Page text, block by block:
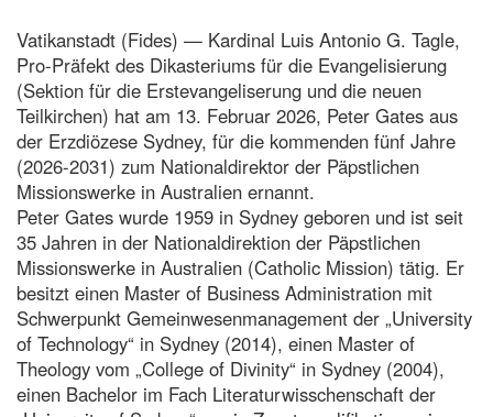
Vatikanstadt (Fides) — Kardinal Luis Antonio G. Tagle,
Pro-Präfekt des Dikasteriums für die Evangelisierung
(Sektion für die Erstevangeliserung und die neuen
Teilkirchen) hat am 13. Februar 2026, Peter Gates aus
der Erzdiözese Sydney, für die kommenden fünf Jahre
(2026-2031) zum Nationaldirektor der Päpstlichen
Missionswerke in Australien ernannt.
Peter Gates wurde 1959 in Sydney geboren und ist seit
35 Jahren in der Nationaldirektion der Päpstlichen
Missionswerke in Australien (Catholic Mission) tätig. Er
besitzt einen Master of Business Administration mit
Schwerpunkt Gemeinwesenmanagement der „University
of Technology“ in Sydney (2014), einen Master of
Theology vom „College of Divinity“ in Sydney (2004),
einen Bachelor im Fach Literaturwisschenschaft der